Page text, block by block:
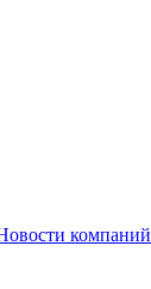
компаний